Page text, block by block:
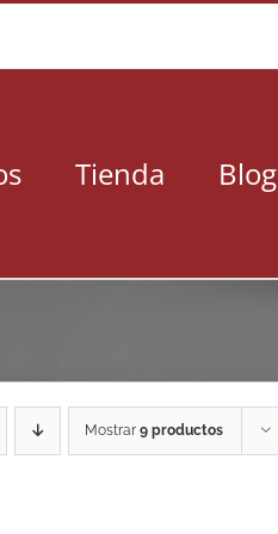
Tienda Blog
Mostrar 9 productos